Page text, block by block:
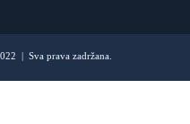
| Sva prava zadržana.